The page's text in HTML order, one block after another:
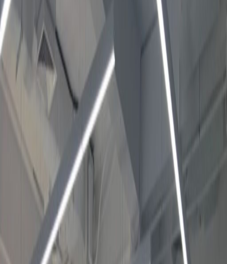
Anas Ibn Malek street,
Al Malqa
المرافق المتاحة في مكان العمل هذا
مراقبة بالفيديو على مدار ٢٤ ساعة
ساحات للاستراحة
موقع مجمّع الشركات والأعمال
مركز المدينة/البلدة
مرافق ذوي الاحتياجات الخاصة
قاعة جيمانيزيوم ولياقة بدنية